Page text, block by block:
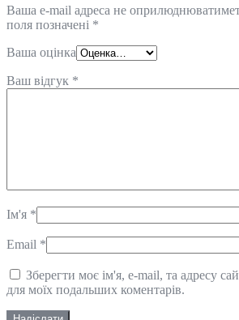
Ваша e-mail адреса не
поля позначені *
Ваша оцінка
Ваш відгук *
Ім'я *
Email *
Зберегти моє ім'я, e-mail, та адресу
для моїх подальших коментарів.